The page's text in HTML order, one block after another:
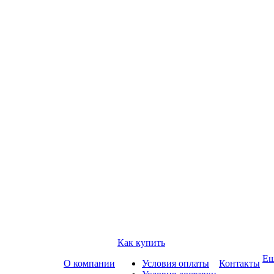
О компании
Как купить
Условия оплаты
Контакты